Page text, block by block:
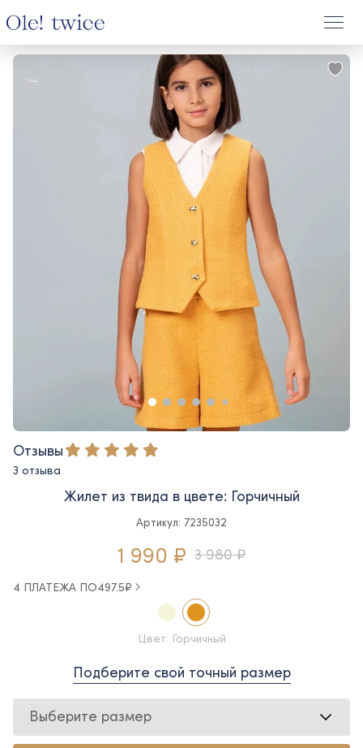
Отзывы
3 отзыва
Жилет из твида в цвете: Горчичный
Артикул: 7235032
1 990 ₽ 3 980 ₽
4 ПЛАТЕЖА ПО497.5₽
Цвет: Горчичный
Подберите свой точный размер
Выберите размер